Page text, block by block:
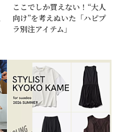
ここでしか買えない！“大人
向け”を考えぬいた「ハピプ
ラ別注アイテム」